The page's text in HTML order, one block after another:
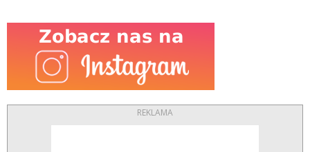
REKLAMA